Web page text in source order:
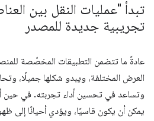
تبدأ "عمليات النقل بين
تجريبية جديدة للمصدر
عادةً ما تتضمن التطبيقات المخصّصة
العرض المختلفة، ويبدو شكلها جميلًا،
وتساعد في تحسين أداء تجربته. في حين
يمكن أن يكون قاسيًا، ويؤدي أحيانًا إلى